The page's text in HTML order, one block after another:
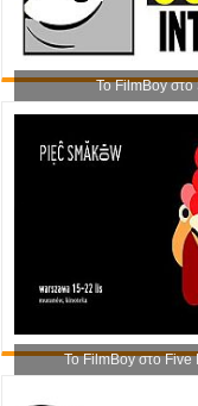
Το FilmBoy
Το FilmBoy στο